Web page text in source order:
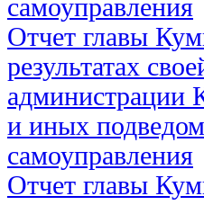
самоуправления
Отчет главы
результатах
администрации
и иных
самоуправления
Отчет главы